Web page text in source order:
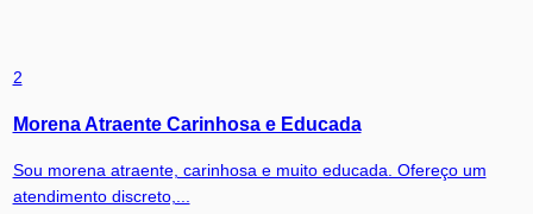
2
Morena Atraente Carinhosa e Educada
Sou morena atraente, carinhosa e muito educada. Ofereço um
atendimento discreto,...